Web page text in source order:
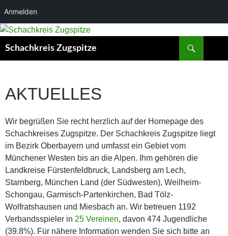
Anmelden
Zum
springen
Schachkreis Zugspitze
AKTUELLES
Wir begrüßen Sie recht herzlich auf der Homepage des
Schachkreises Zugspitze. Der Schachkreis Zugspitze liegt
im Bezirk Oberbayern und umfasst ein Gebiet vom
Münchener Westen bis an die Alpen. Ihm gehören die
Landkreise Fürstenfeldbruck, Landsberg am Lech,
Starnberg, München Land (der Südwesten), Weilheim-
Schongau, Garmisch-Partenkirchen, Bad Tölz-
Wolfratshausen und Miesbach an. Wir betreuen 1192
Verbandsspieler in 25 Vereinen, davon 474 Jugendliche
(39.8%). Für nähere Information wenden Sie sich bitte an